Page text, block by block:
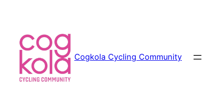
Cogkola Cycling Community